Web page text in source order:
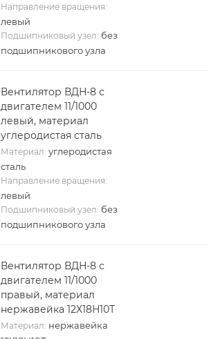
Направление вращения:
левый
Подшипниковый узел: без
подшипникового узла
Вентилятор ВДН-8 с
двигателем 11/1000
левый, материал
углеродистая сталь
Материал: углеродистая
сталь
Направление вращения:
левый
Подшипниковый узел: без
подшипникового узла
Вентилятор ВДН-8 с
двигателем 11/1000
правый, материал
нержавейка 12Х18Н10Т
Материал: нержавейка